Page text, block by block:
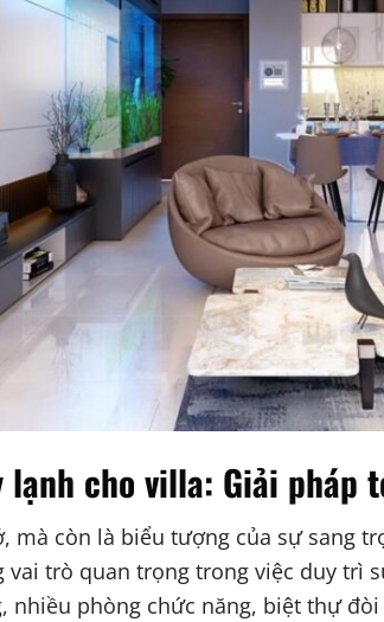
cho villa: Giải pháp
mà còn là biểu tượng của sự sang
vai trò quan trọng trong việc duy trì
nhiều phòng chức năng, biệt thự